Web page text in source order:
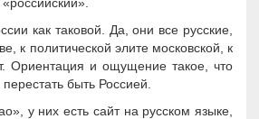
как таковой. Да, они все русские,
к политической элите московской, к
Ориентация и ощущение такое, что
быть Россией.
у них есть сайт на русском языке,